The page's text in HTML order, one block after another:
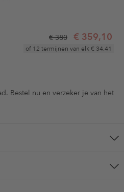
€ 380 € 359,10
of 12 termijnen van elk€ 34,41
Bestel nu en verzeker je van het